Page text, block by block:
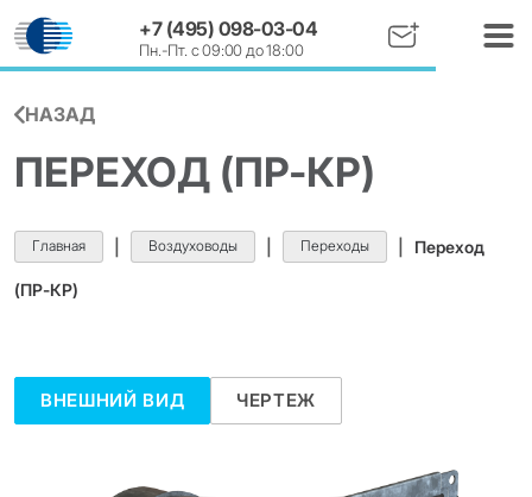
+7 (495) 098-03-04
Пн.-Пт. с 09:00 до 18:00
НАЗАД
ПЕРЕХОД (ПР-КР)
Главная Воздуховоды Переходы Переход
(ПР-КР)
ВНЕШНИЙ ВИД ЧЕРТЕЖ